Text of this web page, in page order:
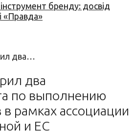
бренду: досвід
«Правда»
два…
два
по выполнению
в рамках ассоциации
и ЕС